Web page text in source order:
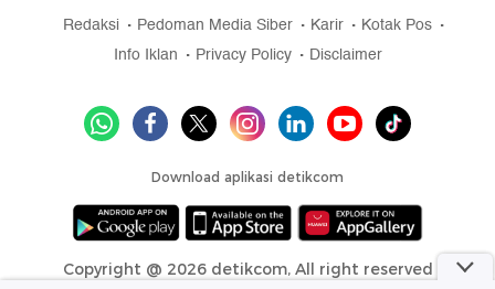
Redaksi Pedoman Media Siber Karir
Kotak Pos
Info Iklan
Privacy Policy Disclaimer
Download aplikasi detikcom
Copyright @ 2026 detikcom, All right reserved